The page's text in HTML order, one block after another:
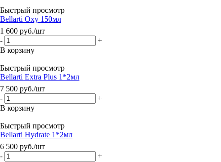
Быстрый просмотр
Bellarti Oxy 150мл
1 600 руб./шт
-
+
В корзину
Быстрый просмотр
Bellarti Extra Plus 1*2мл
7 500 руб./шт
-
+
В корзину
Быстрый просмотр
Bellarti Hydrate 1*2мл
6 500 руб./шт
-
+